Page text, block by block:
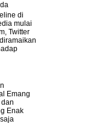
di
mulai
Twitter
Emang
Enak